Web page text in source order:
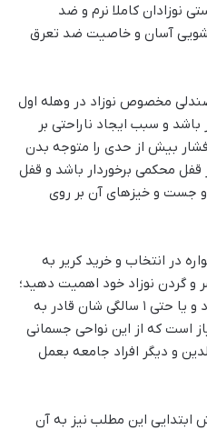
نوزادان کاملا نرم و ضد
آسان و خاصیت ضد تعرق
مخصوص نوزاد در وهله اول
باشد و سبب ایجاد ناراحتی بر
بیش از حدی را متوجه بدن
قفل محکمی برخوردار باشد و قفل
و جست و خیزهای آن بر روی
در انتخاب و خرید کریر به
و گردن نوزاد خود اهمیت دهید؛
زیرا نوزادان حداقل تا 9 ماهگی خود و یا حتی 1 سالگی شان قادر به
است که از این نواحی جسمانی
و دیگر افراد جامعه بعمل
ابتدایی این مطلب نیز به آن